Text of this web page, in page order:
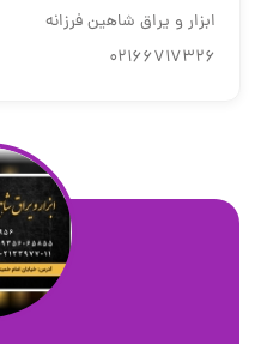
ابزار و یراق شاهین فرزانه
02166717326